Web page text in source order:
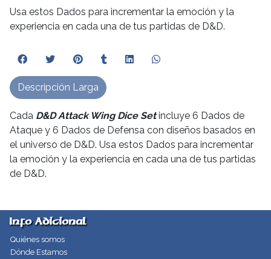
Usa estos Dados para incrementar la emoción y la
experiencia en cada una de tus partidas de D&D.
Cada D&D Attack Wing DiceSetincluye 6 Dados de
Ataque y 6 Dados de Defensa con diseños basados en
el universo de D&D. Usa estos Dados para incrementar
la emoción y la experiencia en cada una de tus partidas
de D&D.
Descripción Larga
Info Adicional
Quiénes somos
Dónde Estamos